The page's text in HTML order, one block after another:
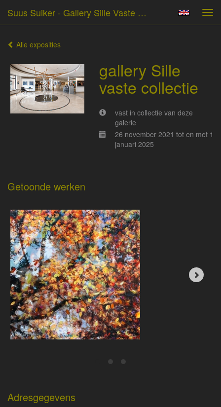
Suus Suiker - Gallery Sille Vaste Collectie
Alle exposities
gallery Sille
vaste collectie
vast in collectie van deze
galerie
26 november 2021 tot en met 1
januari 2025
Getoonde werken
Adresgegevens